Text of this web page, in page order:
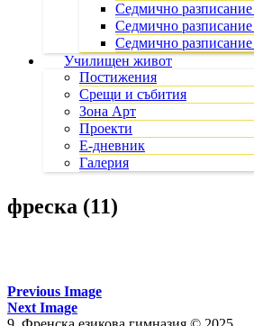
Седмично
Седмично
Седмично
Училищен живот
Постижения
Срещи и събития
Зона Арт
Проекти
Е-дневник
Галерия
фреска (11)
Previous Image
Next Image